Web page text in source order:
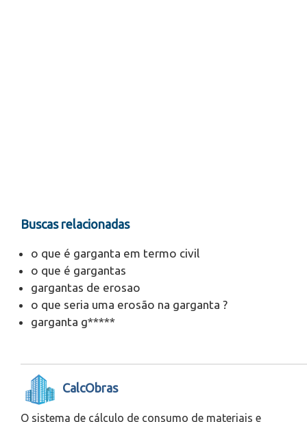
Buscas relacionadas
o que é garganta em termo civil
o que é gargantas
gargantas de erosao
o que seria uma erosão na garganta ?
garganta g*****
CalcObras
O sistema de cálculo de consumo de materiais e